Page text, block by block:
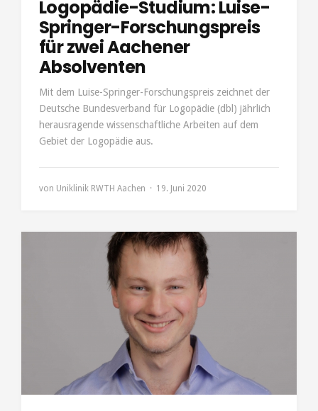
Logopädie-Studium: Luise-
Springer-Forschungspreis
für zwei Aachener
Absolventen
Mit dem Luise-Springer-Forschungspreis zeichnet der
Deutsche Bundesverband für Logopädie (dbl) jährlich
herausragende wissenschaftliche Arbeiten auf dem
Gebiet der Logopädie aus.
von Uniklinik RWTH Aachen 19. Juni 2020